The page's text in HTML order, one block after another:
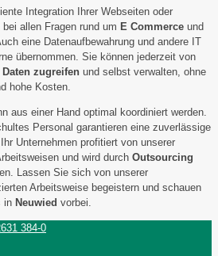
Integration Ihrer Webseiten oder
allen Fragen rund um E Commerce und
eine Datenaufbewahrung und andere IT
übernommen. Sie können jederzeit von
zugreifen und selbst verwalten, ohne
hohe Kosten.
aus einer Hand optimal koordiniert werden.
Personal garantieren eine zuverlässige
Unternehmen profitiert von unserer
und wird durch Outsourcing
Lassen Sie sich von unserer
Arbeitsweise begeistern und schauen
in Neuwied vorbei.
384-0